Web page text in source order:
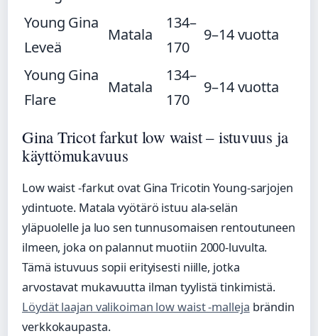
Young Gina
Leveä
Matala
134–
170
9–14 vuotta
Young Gina
Flare
Matala
134–
170
9–14 vuotta
Gina Tricot farkut low waist – istuvuus ja
käyttömukavuus
Low waist -farkut ovat Gina Tricotin Young-sarjojen
ydintuote. Matala vyötärö istuu ala-selän
yläpuolelle ja luo sen tunnusomaisen rentoutuneen
ilmeen, joka on palannut muotiin 2000-luvulta.
Tämä istuvuus sopii erityisesti niille, jotka
arvostavat mukavuutta ilman tyylistä tinkimistä.
Löydät laajan valikoiman low waist -malleja brändin
verkkokaupasta.